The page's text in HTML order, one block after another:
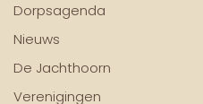
Dorpsagenda
Nieuws
De Jachthoorn
Verenigingen